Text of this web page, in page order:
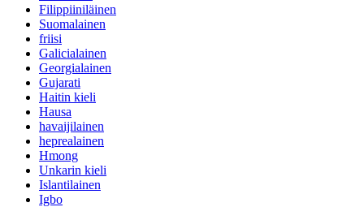
Filippiiniläinen
Suomalainen
friisi
Galicialainen
Georgialainen
Gujarati
Haitin kieli
Hausa
havaijilainen
heprealainen
Hmong
Unkarin kieli
Islantilainen
Igbo